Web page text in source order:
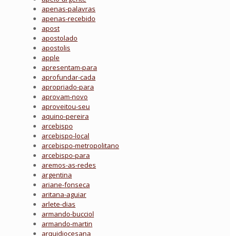
apenas-palavras
apenas-recebido
apost
apostolado
apostolis
apple
apresentam-para
aprofundar-cada
apropriado-para
aprovam-novo
aproveitou-seu
aquino-pereira
arcebispo
arcebispo-local
arcebispo-metropolitano
arcebispo-para
aremos-as-redes
argentina
ariane-fonseca
aritana-aguiar
arlete-dias
armando-bucciol
armando-martin
arquidiocesana